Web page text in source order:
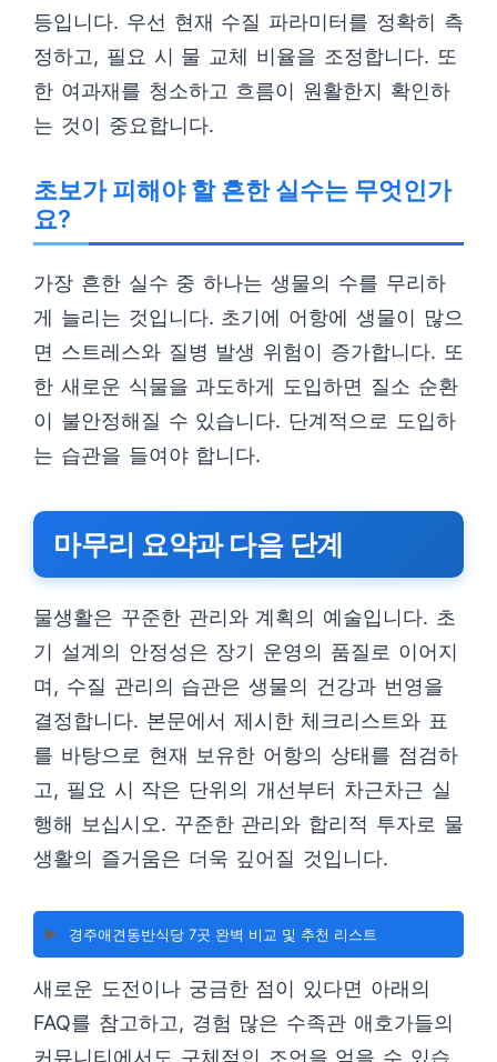
등입니다. 우선 현재 수질 파라미터를 정확히 측
정하고, 필요 시 물 교체 비율을 조정합니다. 또
한 여과재를 청소하고 흐름이 원활한지 확인하
는 것이 중요합니다.
초보가 피해야 할 흔한 실수는 무엇인가
요?
가장 흔한 실수 중 하나는 생물의 수를 무리하
게 늘리는 것입니다. 초기에 어항에 생물이 많으
면 스트레스와 질병 발생 위험이 증가합니다. 또
한 새로운 식물을 과도하게 도입하면 질소 순환
이 불안정해질 수 있습니다. 단계적으로 도입하
는 습관을 들여야 합니다.
마무리 요약과 다음 단계
물생활은 꾸준한 관리와 계획의 예술입니다. 초
기 설계의 안정성은 장기 운영의 품질로 이어지
며, 수질 관리의 습관은 생물의 건강과 번영을
결정합니다. 본문에서 제시한 체크리스트와 표
를 바탕으로 현재 보유한 어항의 상태를 점검하
고, 필요 시 작은 단위의 개선부터 차근차근 실
행해 보십시오. 꾸준한 관리와 합리적 투자로 물
생활의 즐거움은 더욱 깊어질 것입니다.
▶️ 경주애견동반식당 7곳 완벽 비교 및 추천 리스트
새로운 도전이나 궁금한 점이 있다면 아래의
FAQ를 참고하고, 경험 많은 수족관 애호가들의
커뮤니티에서도 구체적인 조언을 얻을 수 있습